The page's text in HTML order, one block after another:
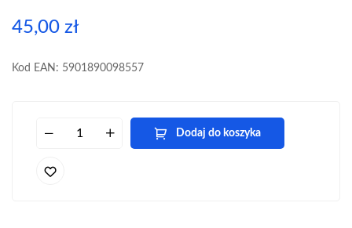
45,00 zł
Kod EAN: 5901890098557
Dodaj do koszyka